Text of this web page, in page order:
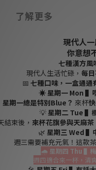
了解更多
現代人
你意想
七種漢方風
現代人生活忙碌， 每
📅 七種口味，一盒通通
☀ 星期一 Mon ▌
星期一總是特別Blue？ 來杯
💡 星期二 Tue ▌
結束後， 來杯花旗參與天麻茶
🌿 星期三 Wed ▌
週三需要補充元氣！這款茶
🌧 星期四 Thu ▌梅
週四適合來一杯，清